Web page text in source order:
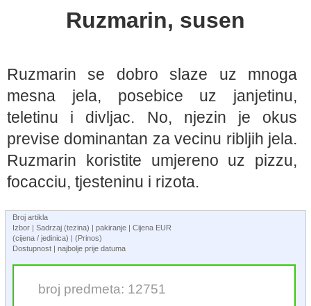
Ruzmarin, susen
Ruzmarin se dobro slaze uz mnoga
mesna jela, posebice uz janjetinu,
teletinu i divljac. No, njezin je okus
previse dominantan za vecinu ribljih jela.
Ruzmarin koristite umjereno uz pizzu,
focacciu, tjesteninu i rizota.
Broj artikla
Izbor | Sadrzaj (tezina) | pakiranje | Cijena EUR
(cijena / jedinica) | (Prinos)
Dostupnost | najbolje prije datuma
broj predmeta: 12751